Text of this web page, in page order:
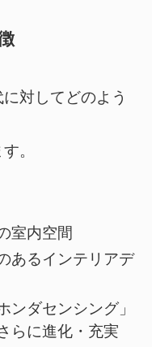
対してどのよう
。
室内空間
あるインテリアデ
ンダセンシング」
らに進化・充実